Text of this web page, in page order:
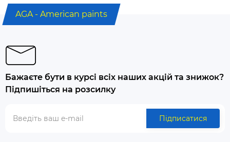
AGA - American paints
Бажаєте бути в курсі всіх наших акцій та знижок?
Підпишіться на розсилку
Підписатися